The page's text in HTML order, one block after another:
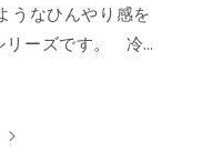
うなひんやり感を
リーズです。 冷
たさ”を実現しま